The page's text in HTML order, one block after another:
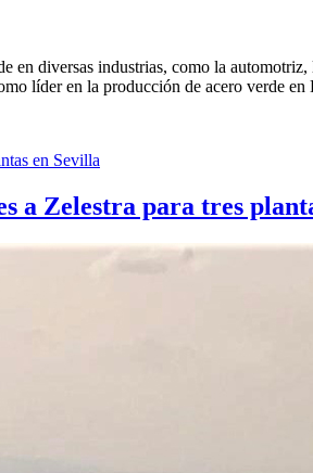
en diversas industrias, como la
líder en la producción de acero verde en
a Zelestra para tres